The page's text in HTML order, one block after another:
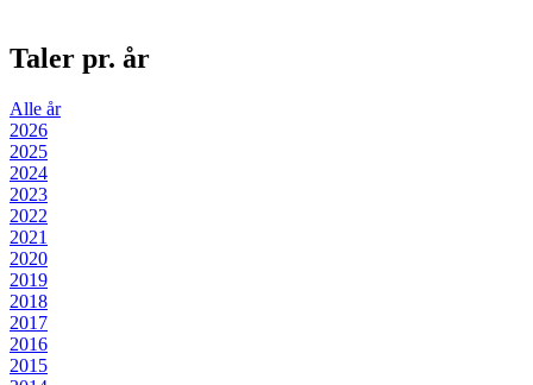
Taler pr. år
Alle år
2026
2025
2024
2023
2022
2021
2020
2019
2018
2017
2016
2015